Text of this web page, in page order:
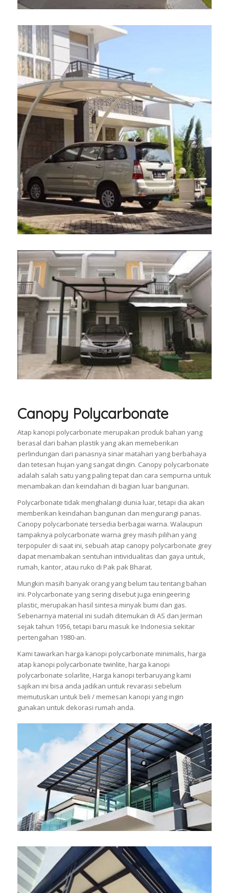
Canopy Polycarbonate
Atap kanopi polycarbonate merupakan produk bahan yang
berasal dari bahan plastik yang akan memeberikan
perlindungan dari panasnya sinar matahari yang berbahaya
dan tetesan hujan yang sangat dingin. Canopy polycarbonate
adalah salah satu yang paling tepat dan cara sempurna untuk
menambakan dan keindahan di bagian luar bangunan.
Polycarbonate tidak menghalangi dunia luar, tetapi dia akan
memberikan keindahan bangunan dan mengurangi panas.
Canopy polycarbonate tersedia berbagai warna. Walaupun
tampaknya polycarbonate warna grey masih pilihan yang
terpopuler di saat ini, sebuah atap canopy polycarbonate grey
dapat menambakan sentuhan intividualitas dan gaya untuk,
rumah, kantor, atau ruko di Pak pak Bharat.
Mungkin masih banyak orang yang belum tau tentang bahan
ini. Polycarbonate yang sering disebut juga eningeering
plastic, merupakan hasil sintesa minyak bumi dan gas.
Sebenarnya material ini sudah ditemukan di AS dan Jerman
sejak tahun 1956, tetapi baru masuk ke Indonesia sekitar
pertengahan 1980-an.
Kami tawarkan harga kanopi polycarbonate minimalis, harga
atap kanopi polycarbonate twinlite, harga kanopi
polycarbonate solarlite, Harga kanopi terbaruyang kami
sajikan ini bisa anda jadikan untuk revarasi sebelum
memutuskan untuk beli / memesan kanopi yang ingin
gunakan untuk dekorasi rumah anda.